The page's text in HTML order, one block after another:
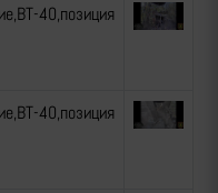
40,позиция
40,позиция